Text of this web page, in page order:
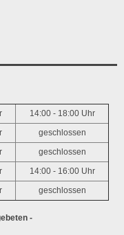
14:00 - 18:00 Uhr
geschlossen
geschlossen
14:00 - 16:00 Uhr
geschlossen
-